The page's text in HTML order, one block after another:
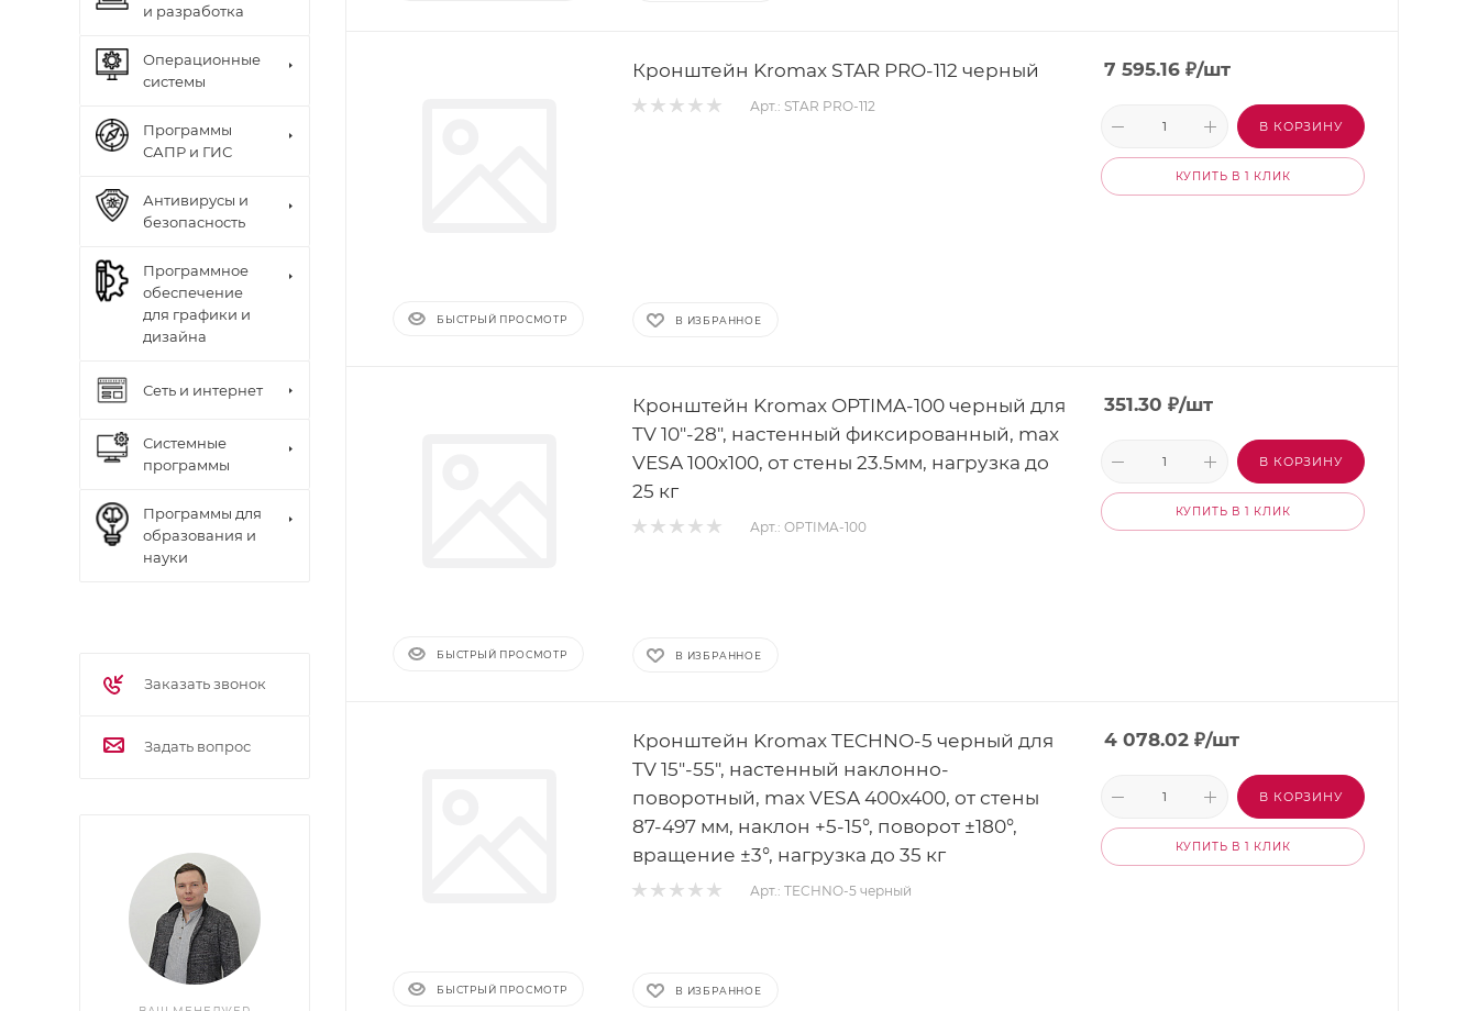
БЫСТРЫЙ ПРОСМОТР
Кронштейн Kromax STAR PRO-112 черный
Арт.: STAR PRO-112
В ИЗБРАННОЕ
7 595.16 ₽/шт
В КОРЗИНУ
КУПИТЬ В 1 КЛИК
БЫСТРЫЙ ПРОСМОТР
Кронштейн Kromax OPTIMA-100 черный для
TV 10"-28", настенный фиксированный, max
VESA 100x100, от стены 23.5мм, нагрузка до
25 кг
Арт.: OPTIMA-100
В ИЗБРАННОЕ
351.30 ₽/шт
В КОРЗИНУ
КУПИТЬ В 1 КЛИК
БЫСТРЫЙ ПРОСМОТР
Кронштейн Kromax TECHNO-5 черный для
TV 15"-55", настенный наклонно-
поворотный, max VESA 400x400, от стены
87-497 мм, наклон +5-15°, поворот ±180°,
вращение ±3°, нагрузка до 35 кг
Арт.: TECHNO-5 черный
В ИЗБРАННОЕ
4 078.02 ₽/шт
В КОРЗИНУ
КУПИТЬ В 1 КЛИК
и разработка
Операционные
системы
Программы
САПР и ГИС
Антивирусы и
безопасность
Программное
обеспечение
для графики и
дизайна
Сеть и интернет
Системные
программы
Программы для
образования и
науки
Заказать звонок
Задать вопрос